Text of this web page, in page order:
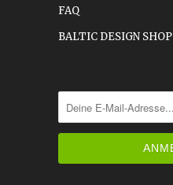
FAQ
BALTIC DESIGN SHOP